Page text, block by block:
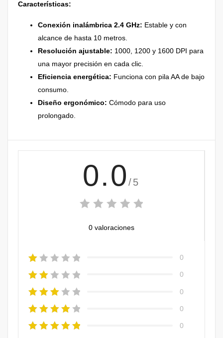
Características:
Conexión inalámbrica 2.4 GHz: Estable y con
alcance de hasta 10 metros.
Resolución ajustable: 1000, 1200 y 1600 DPI para
una mayor precisión en cada clic.
Eficiencia energética: Funciona con pila AA de bajo
consumo.
Diseño ergonómico: Cómodo para uso
prolongado.
0.0 /5
0 valoraciones
0
0
0
0
0